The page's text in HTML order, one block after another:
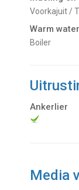
Voorkajuit /
Warm water
Boiler
Ankerlier
Media